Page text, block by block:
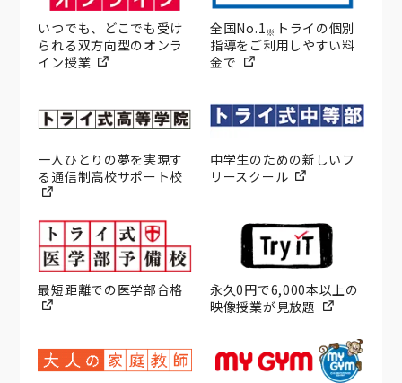
いつでも、どこでも受け
られる双方向型のオンラ
イン授業
全国No.1※ トライの個別
指導をご利用しやすい料
金で
一人ひとりの夢を実現す
る通信制高校サポート校
中学生のための新しいフ
リースクール
最短距離での医学部合格
永久0円で6,000本以上の
映像授業が見放題